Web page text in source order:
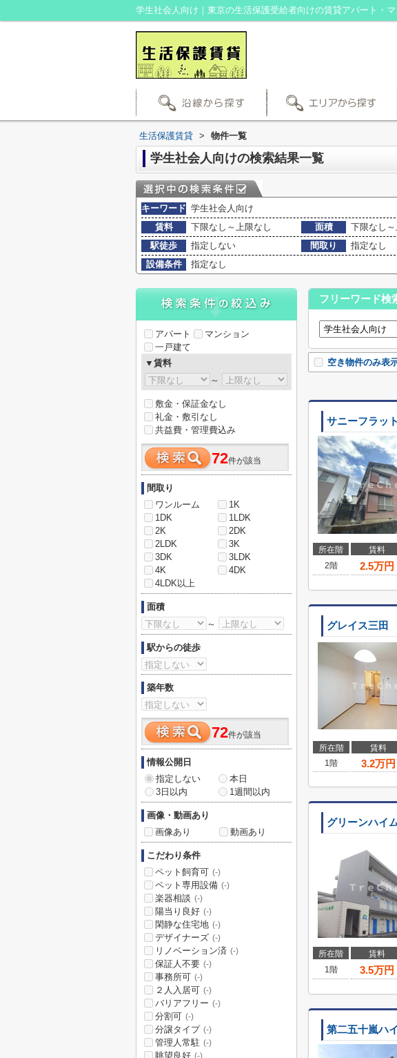
学生社会人向け｜東京の生活保護受給者向けの賃貸アパート・
生活保護賃貸 > 物件一覧
学生社会人向けの検索結果一覧
キーワード 学生社会人向け
賃料
下限なし～上限なし 面積 下限なし
駅徒歩
指定しない 間取り
指定なし
設備条件
指定なし
フリーワード検
空き物件のみ表
サニーフラット
所在階 賃料
2階
2.5万円
グレイス三田
所在階 賃料
1階
3.2万円
グリーンハイ
所在階 賃料
1階
3.5万円
第二五十嵐ハ
アパート
マンション
一戸建て
▼賃料
～
敷金・保証金なし
礼金・敷引なし
共益費・管理費込み
72件が該当
間取り
ワンルーム
1K
1DK
1LDK
2K
2DK
2LDK
3K
3DK
3LDK
4K
4DK
4LDK以上
面積
～
駅からの徒歩
築年数
72件が該当
情報公開日
指定しない
本日
3日以内
1週間以内
画像・動画あり
画像あり
動画あり
こだわり条件
ペット飼育可 (-)
ペット専用設備 (-)
楽器相談 (-)
陽当り良好 (-)
閑静な住宅地 (-)
デザイナーズ (-)
リノベーション済 (-)
保証人不要 (-)
事務所可 (-)
２人入居可 (-)
バリアフリー (-)
分割可 (-)
分譲タイプ (-)
管理人常駐 (-)
眺望良好 (-)